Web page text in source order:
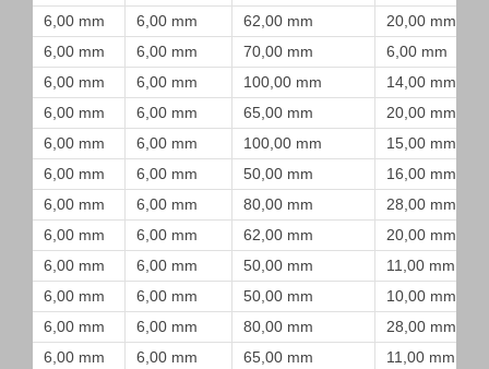
6,00 mm
6,00 mm 62,00 mm
20,00 mm
6,00 mm
6,00 mm 70,00 mm
6,00 mm
6,00 mm
6,00 mm 100,00 mm
14,00 mm
6,00 mm
6,00 mm 65,00 mm
20,00 mm
6,00 mm
6,00 mm 100,00 mm
15,00 mm
6,00 mm
6,00 mm 50,00 mm
16,00 mm
6,00 mm
6,00 mm 80,00 mm
28,00 mm
6,00 mm
6,00 mm 62,00 mm
20,00 mm
6,00 mm
6,00 mm 50,00 mm
11,00 mm
6,00 mm
6,00 mm 50,00 mm
10,00 mm
6,00 mm
6,00 mm 80,00 mm
28,00 mm
6,00 mm
6,00 mm 65,00 mm
11,00 mm